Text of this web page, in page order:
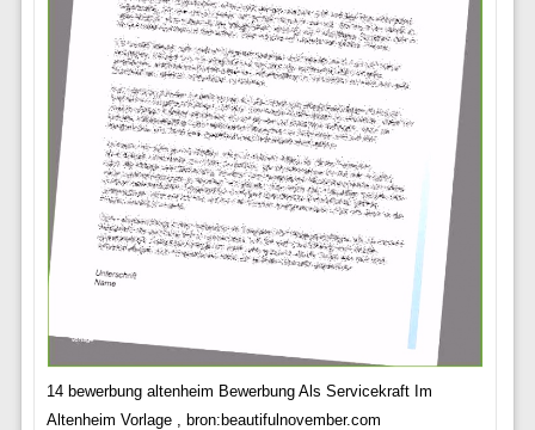
14 bewerbung altenheim Bewerbung Als Servicekraft Im
Altenheim Vorlage , bron:beautifulnovember.com